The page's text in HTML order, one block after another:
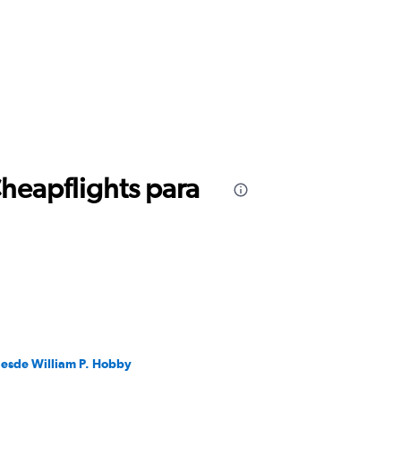
para
William P. Hobby